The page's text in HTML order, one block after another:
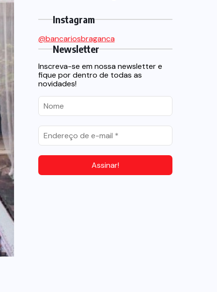
Instagram
@bancariosbraganca
Newsletter
Inscreva-se em nossa newsletter e
fique por dentro de todas as
novidades!